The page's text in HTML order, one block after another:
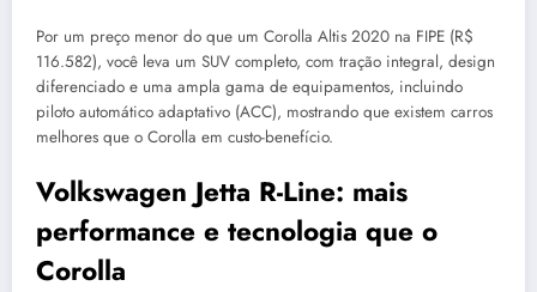
Por um preço menor do que um Corolla Altis 2020 na FIPE (R$
116.582), você leva um SUV completo, com tração integral, design
diferenciado e uma ampla gama de equipamentos, incluindo
piloto automático adaptativo (ACC), mostrando que existem carros
melhores que o Corolla em custo-benefício.
Volkswagen Jetta R-Line: mais
performance e tecnologia que o
Corolla